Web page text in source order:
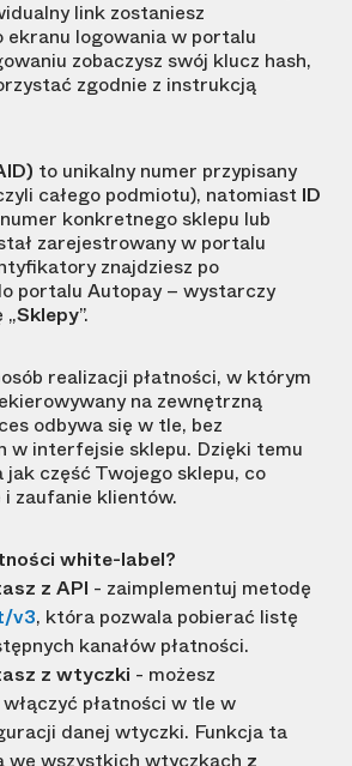
link zostaniesz
ekranu logowania w portalu
zobaczysz swój klucz hash,
zgodnie z instrukcją
to unikalny numer przypisany
całego podmiotu), natomiast ID
konkretnego sklepu lub
zarejestrowany w portalu
znajdziesz po
portalu Autopay – wystarczy
„Sklepy”.
realizacji płatności, w którym
na zewnętrzną
odbywa się w tle, bez
w interfejsie sklepu. Dzięki temu
jak część Twojego sklepu, co
zaufanie klientów.
white-label?
z API - zaimplementuj metodę
v3, która pozwala pobierać listę
kanałów płatności.
z wtyczki - możesz
płatności w tle w
danej wtyczki. Funkcja ta